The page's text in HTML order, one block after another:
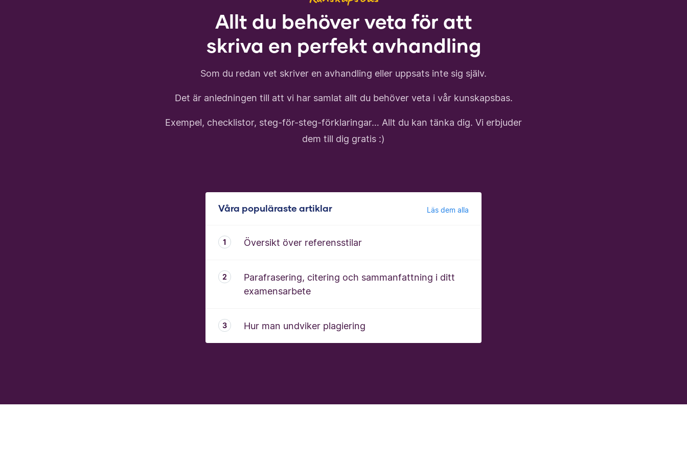
Allt du behöver veta för att
skriva en perfekt avhandling
Som du redan vet skriver en avhandling eller uppsats inte sig själv.
Det är anledningen till att vi har samlat allt du behöver veta i vår kunskapsbas.
Exempel, checklistor, steg-för-steg-förklaringar… Allt du kan tänka dig. Vi erbjuder
dem till dig gratis :)
Våra populäraste artiklar Läs dem alla
Översikt över referensstilar
Parafrasering, citering och sammanfattning i ditt
examensarbete
Hur man undviker plagiering